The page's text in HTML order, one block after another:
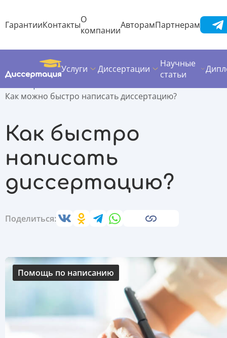
ГарантииКонтактыО
компанииАвторамПартнерам
Услуги Диссертации
Научные
статьи
ДиссертацияПолезные материалы
Как можно быстро написать диссертацию?
Как быстро
написать
диссертацию?
Поделиться:
Помощь по написанию